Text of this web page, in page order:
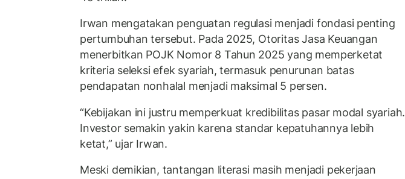
Irwan mengatakan penguatan regulasi menjadi fondasi penting
pertumbuhan tersebut. Pada 2025, Otoritas Jasa Keuangan
menerbitkan POJK Nomor 8 Tahun 2025 yang memperketat
kriteria seleksi efek syariah, termasuk penurunan batas
pendapatan nonhalal menjadi maksimal 5 persen.
“Kebijakan ini justru memperkuat kredibilitas pasar modal syariah.
Investor semakin yakin karena standar kepatuhannya lebih
ketat,” ujar Irwan.
Meski demikian, tantangan literasi masih menjadi pekerjaan